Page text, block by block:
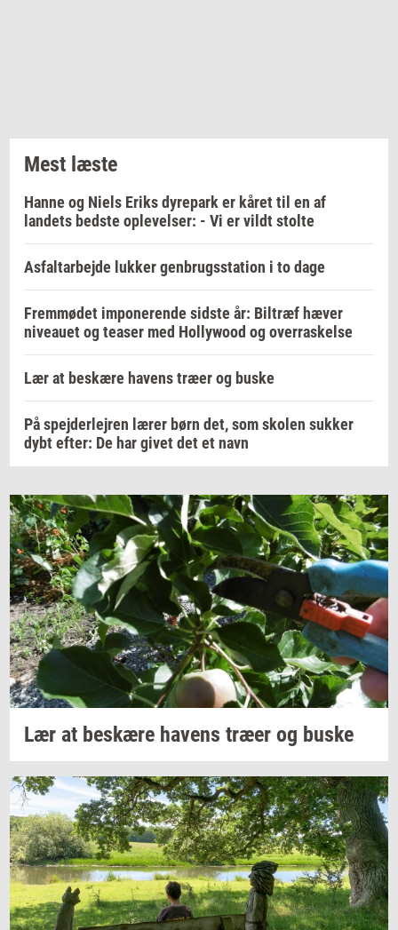
Mest læste
Hanne og Niels Eriks dyrepark er kåret til en af
landets bedste oplevelser: - Vi er vildt stolte
Asfaltarbejde lukker genbrugsstation i to dage
Fremmødet imponerende sidste år: Biltræf hæver
niveauet og teaser med Hollywood og overraskelse
Lær at beskære havens træer og buske
På spejderlejren lærer børn det, som skolen sukker
dybt efter: De har givet det et navn
Lær at be­skæ­re ha­vens træer og buske